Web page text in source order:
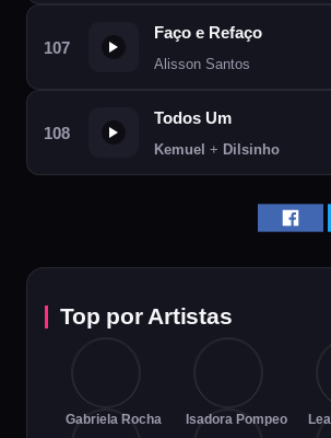
Faço e Refaço
Alisson Santos
Todos Um
Kemuel + Dilsinho
Top por Artistas
Gabriela Rocha Isadora Pompeo